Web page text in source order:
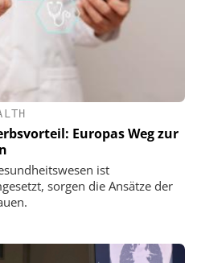
Europas Weg zur
ist
sorgen die Ansätze der